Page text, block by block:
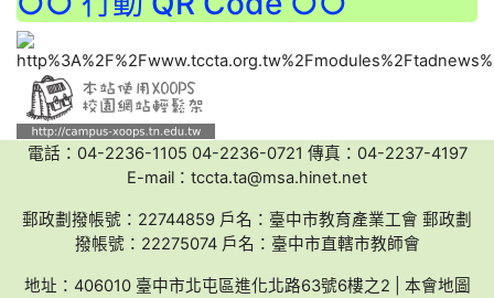
電話：04-2236-1105 04-2236-0721 傳真：04-2237-4197
E-mail：tccta.ta@msa.hinet.net
郵政劃撥帳號：22744859 戶名：臺中市教育產業工會 郵政劃
撥帳號：22275074 戶名：臺中市直轄市教師會
地址：406010 臺中市北屯區進化北路63號6樓之2 | 本會地圖